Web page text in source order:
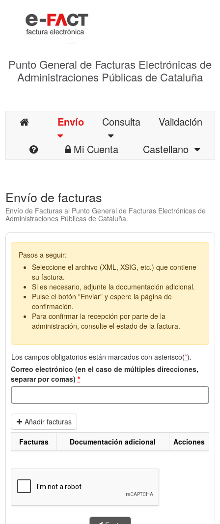
Punto General de Facturas Electrónicas de
Administraciones Públicas de Cataluña
Envío Consulta
Validación
Mi Cuenta
Castellano
Envío de facturas
Envío de Facturas al Punto General de Facturas Electrónicas de
Administraciones Públicas de Cataluña.
Pasos a seguir:
Seleccione el archivo (XML, XSIG, etc.) que contiene
su factura.
Si es necesario, adjunte la documentación adicional.
Pulse el botón "Enviar" y espere la página de
confirmación.
Para confirmar la recepción por parte de la
administración, consulte el estado de la factura.
Los campos obligatorios están marcados con asterisco(*).
Correo electrónico (en el caso de múltiples direcciones,
separar por comas) *
Añadir facturas
enviar.
Facturas Documentación adicional Acciones